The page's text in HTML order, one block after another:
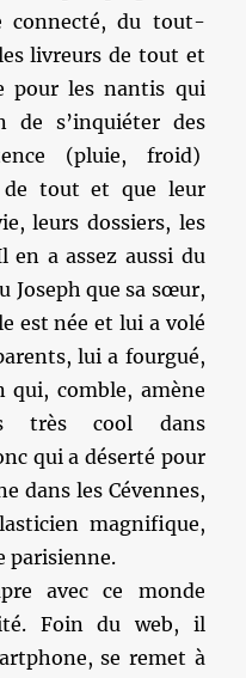
connecté, du tout-
livreurs de tout et
pour les nantis qui
de s’inquiéter des
(pluie, froid)
de tout et que leur
leurs dossiers, les
en a assez aussi du
Joseph que sa sœur,
est née et lui a volé
lui a fourgué,
qui, comble, amène
très cool dans
qui a déserté pour
dans les Cévennes,
magnifique,
parisienne.
avec ce monde
Foin du web, il
se remet à